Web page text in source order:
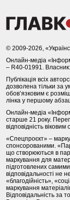
© 2009-2026,
Онлайн-медіа
– R40-01991.
Публікація всіх
дозволена тільки за
обов’язковим є
лінка у першому
Онлайн-медіа
старше 21 року.
відповідність
«Спецпроєкт» –
спонсорованими.
що створюються в
маркування для
підготовлених
відповідальності не
«благодійність»,
маркування
Відповідальність за